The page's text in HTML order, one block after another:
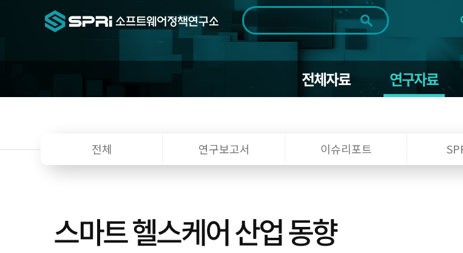
검색범위 전체
기간 전체 1일 1주 1개월 3개월 1년
~
전체자료 연구자료
전체 연구보고서 이슈리포트
스마트 헬스케어 산업 동향